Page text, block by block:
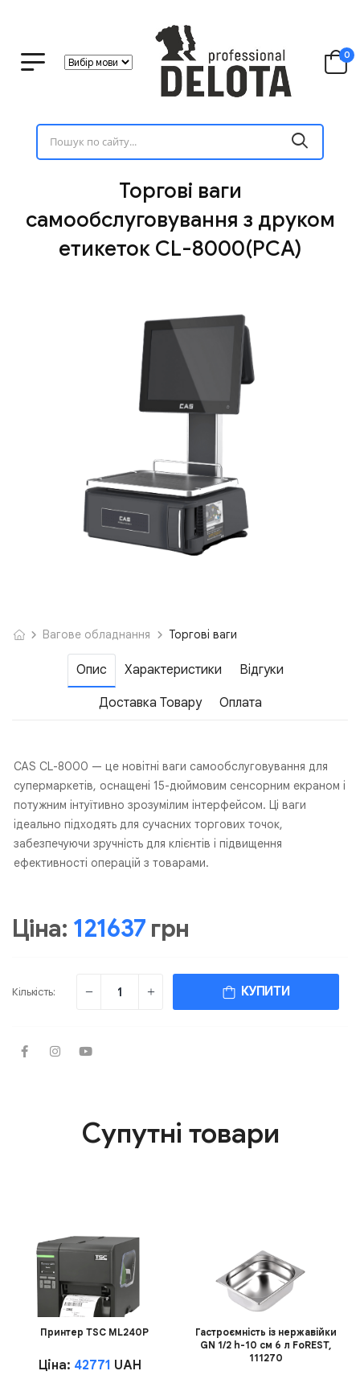
0
Торгові ваги
самообслуговування з друком
етикеток CL-8000(PCA)
Вагове обладнання Торгові ваги
Опис Характеристики Відгуки
Доставка Товару Оплата
CAS CL-8000 — це новітні ваги самообслуговування для
супермаркетів, оснащені 15-дюймовим сенсорним екраном і
потужним інтуїтивно зрозумілим інтерфейсом. Ці ваги
ідеально підходять для сучасних торгових точок,
забезпечуючи зручність для клієнтів і підвищення
ефективності операцій з товарами.
Ціна: 121637 грн
Кількість: КУПИТИ
Супутні товари
Принтер TSC ML240P
Ціна: 42771 UAH
Гастроємність із нержавійки
GN 1/2 h-10 см 6 л FoREST,
111270